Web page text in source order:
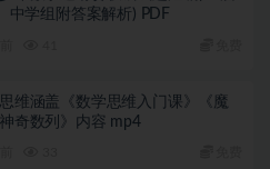
中学组附答案解析) PDF
维涵盖《数学思维入门课》《魔
奇数列》内容 mp4